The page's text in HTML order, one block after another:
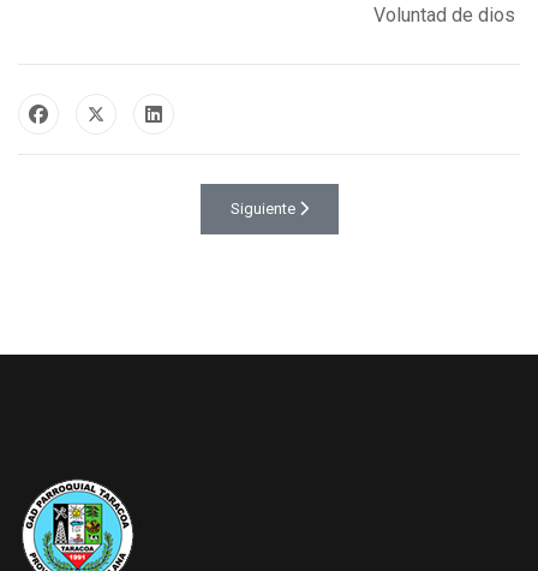
Voluntad de dios
Artículo siguiente: Gestiones ante el GADPO
Siguiente